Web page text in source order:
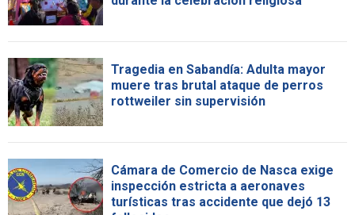
Tragedia en Sabandía: Adulta mayor
muere tras brutal ataque de perros
rottweiler sin supervisión
Cámara de Comercio de Nasca exige
inspección estricta a aeronaves
turísticas tras accidente que dejó 13